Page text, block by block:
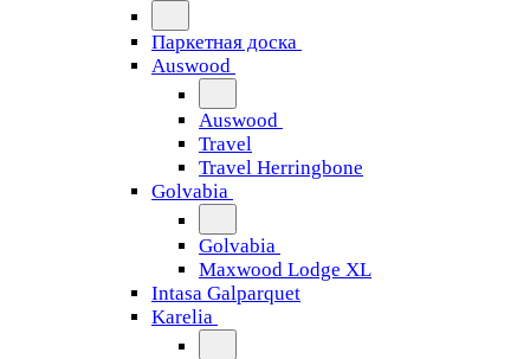
Паркетная доска
Auswood
Auswood
Travel
Travel Herringbone
Golvabia
Golvabia
Maxwood Lodge XL
Intasa Galparquet
Karelia